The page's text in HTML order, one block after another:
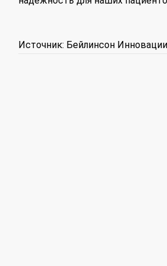
Источник: Бейлинсон Инновации